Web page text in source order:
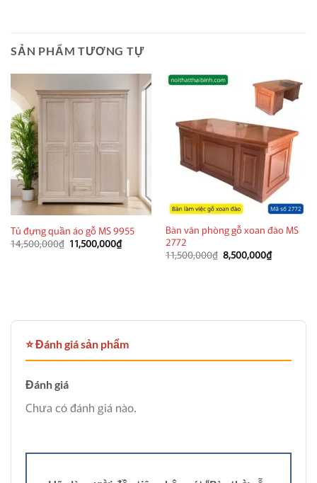
SẢN PHẨM TƯƠNG TỰ
Tủ đựng quần áo gỗ MS 9955
14,500,000₫ Giá
gốc
11,500,000₫Giá
hiện
Bàn văn phòng gỗ xoan đào MS
2772
11,500,000₫ Giá
gốc
8,500,000₫Giá
hiện
⭐ Đánh giá sản phẩm
Đánh giá
Chưa có đánh giá nào.